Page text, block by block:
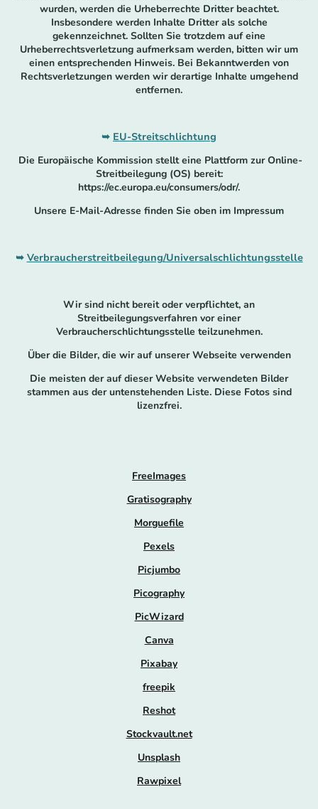
wurden, werden die Urheberrechte Dritter beachtet.
Insbesondere werden Inhalte Dritter als solche
gekennzeichnet. Sollten Sie trotzdem auf eine
Urheberrechtsverletzung aufmerksam werden, bitten wir um
einen entsprechenden Hinweis. Bei Bekanntwerden von
Rechtsverletzungen werden wir derartige Inhalte umgehend
entfernen.
➥ EU-Streitschlichtung
Die Europäische Kommission stellt eine Plattform zur Online-
Streitbeilegung (OS) bereit:
https://ec.europa.eu/consumers/odr/.
Unsere E-Mail-Adresse finden Sie oben im Impressum
➥ Verbraucher­streit­beilegung/Universal­schlichtungs­stelle
Wir sind nicht bereit oder verpflichtet, an
Streitbeilegungsverfahren vor einer
Verbraucherschlichtungsstelle teilzunehmen.
Über die Bilder, die wir auf unserer Webseite verwenden
Die meisten der auf dieser Website verwendeten Bilder
stammen aus der untenstehenden Liste. Diese Fotos sind
lizenzfrei.
FreeImages
Gratisography
Morguefile
Pexels
Picjumbo
Picography
PicWizard
Canva
Pixabay
freepik
Reshot
Stockvault.net
Unsplash
Rawpixel